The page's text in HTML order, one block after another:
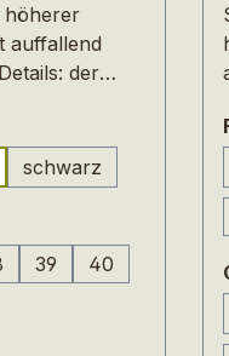
höherer
auffallend
der
und
und
Naturkork
schwarz
39
(Diese Option ist
40